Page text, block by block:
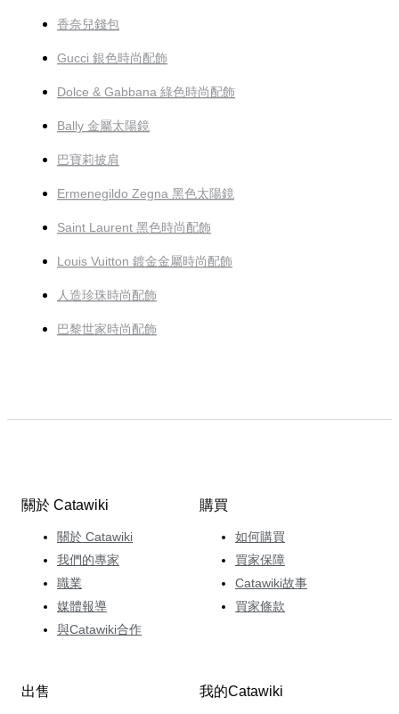
香奈兒錢包
Gucci 銀色時尚配飾
Dolce & Gabbana 綠色時尚配飾
Bally 金屬太陽鏡
巴寶莉披肩
Ermenegildo Zegna 黑色太陽鏡
Saint Laurent 黑色時尚配飾
Louis Vuitton 鍍金金屬時尚配飾
人造珍珠時尚配飾
巴黎世家時尚配飾
關於 Catawiki
關於 Catawiki
我們的專家
職業
媒體報導
與Catawiki合作
購買
如何購買
買家保障
Catawiki故事
買家條款
出售 我的Catawiki